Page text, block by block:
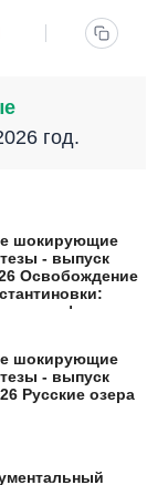
год.
шокирующие
- выпуск
Освобождение
факты
шокирующие
- выпуск
Русские озера